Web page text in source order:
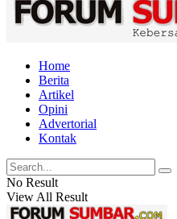
Login
Home
Berita
Artikel
Opini
Advertorial
Kontak
No Result
View All Result